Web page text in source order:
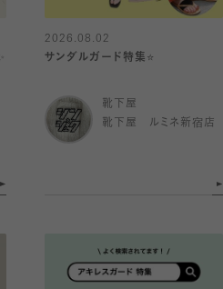
2026.08.02
サンダルガード特集⭐️
靴下屋
靴下屋 ルミネ新宿店